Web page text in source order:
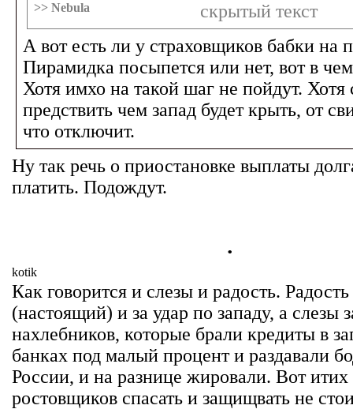
>> Nebula
скрытый текст
А вот есть ли у страховщиков бабки на
Пирамидка посыпется или нет, вот в
Хотя имхо на такой шаг не пойдут. Хотя
предствить чем запад будет крыть, от
что отключит.
Ну так речь о приостановке выплаты
платить. Подождут.
.
kotik
Как говорится и слезы и радость. Радость
(настоящий) и за удар по западу, а слезы
нахлебников, которые брали кредиты в
банках под малый процент и раздавали
России, и на разнице жировали. Вот итих
ростовщиков спасать и защищвать не